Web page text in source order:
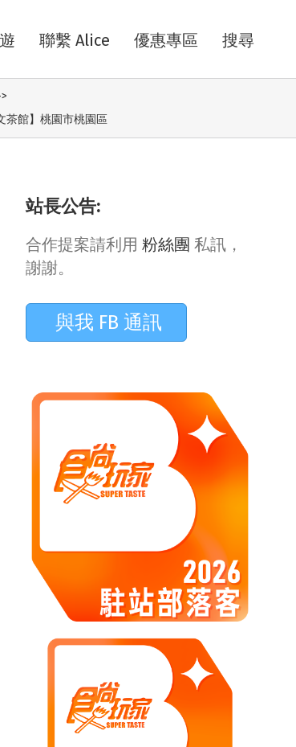
聯繫 Alice 優惠專區 搜尋
茶館】桃園市桃園區
站長公告:
合作提案請利用 粉絲團 私訊，
謝謝。
與我 FB 通訊